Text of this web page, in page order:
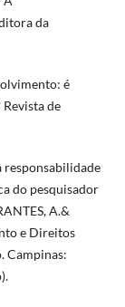
da
é
de
responsabilidade
do pesquisador
A.&
e Direitos
Campinas: